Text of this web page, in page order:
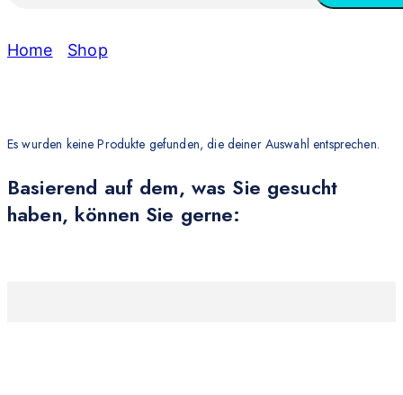
Home Shop
Es wurden keine Produkte gefunden, die deiner Auswahl entsprechen.
Basierend auf dem, was Sie gesucht
haben, können Sie gerne: